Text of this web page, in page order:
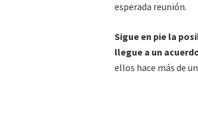
esperada reunión.
Sigue en pie la
llegue a un
ellos hace más de